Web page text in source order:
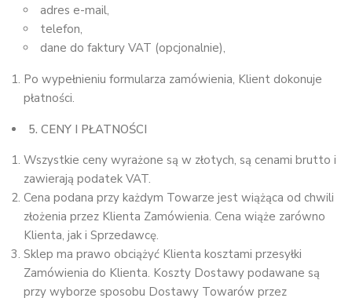
adres e-mail,
telefon,
dane do faktury VAT (opcjonalnie),
Po wypełnieniu formularza zamówienia, Klient dokonuje
płatności.
5. CENY I PŁATNOŚCI
Wszystkie ceny wyrażone są w złotych, są cenami brutto i
zawierają podatek VAT.
Cena podana przy każdym Towarze jest wiążąca od chwili
złożenia przez Klienta Zamówienia. Cena wiąże zarówno
Klienta, jak i Sprzedawcę.
Sklep ma prawo obciążyć Klienta kosztami przesyłki
Zamówienia do Klienta. Koszty Dostawy podawane są
przy wyborze sposobu Dostawy Towarów przez